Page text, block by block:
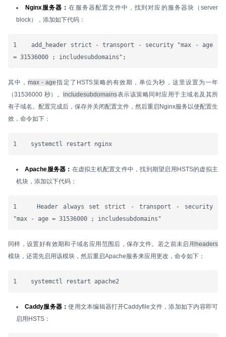
Nginx服务器：在服务器配置文件中，找到对应的服务器块（server
block），添加如下代码：
1    add_header strict - transport - security "max - age
= 31536000 ; includesubdomains";
其中，max - age指定了HSTS策略的有效期，单位为秒，这里设置为一年
（31536000 秒）。includesubdomains表示该策略同时应用于主域名及其所
有子域名。配置完成后，保存并关闭配置文件，然后重启Nginx服务以使配置生
效，命令如下：
1    systemctl restart nginx
Apache服务器： 在虚拟主机配置文件中，找到期望启用HSTS的虚拟主
机块，添加以下代码：
1    Header always set strict - transport - security
"max - age = 31536000 ; includesubdomains"
同样，设置好有效期和子域名应用范围后，保存文件。若之前未启用 headers
模块，还需先启用该模块，然后重启Apache服务来应用更改，命令如下：
1    systemctl restart apache2
Caddy服务器：使用文本编辑器打开Caddyfile文件，添加如下内容即可
启用HSTS：